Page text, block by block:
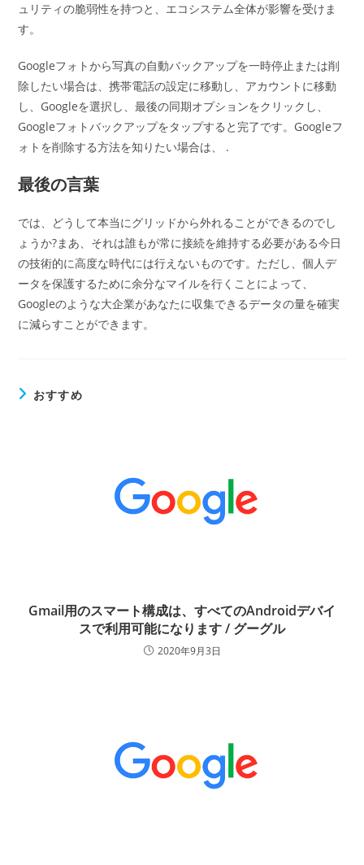
ュリティの脆弱性を持つと、エコシステム全体が影響を受けま
す。
Googleフォトから写真の自動バックアップを一時停止または削
除したい場合は、携帯電話の設定に移動し、アカウントに移動
し、Googleを選択し、最後の同期オプションをクリックし、
Googleフォトバックアップをタップすると完了です。Googleフ
ォトを削除する方法を知りたい場合は、 .
最後の言葉
では、どうして本当にグリッドから外れることができるのでし
ょうか?まあ、それは誰もが常に接続を維持する必要がある今日
の技術的に高度な時代には行えないものです。ただし、個人デ
ータを保護するために余分なマイルを行くことによって、
Googleのような大企業があなたに収集できるデータの量を確実
に減らすことができます。
おすすめ
Gmail用のスマート構成は、すべてのAndroidデバイ
スで利用可能になります / グーグル
2020年9月3日